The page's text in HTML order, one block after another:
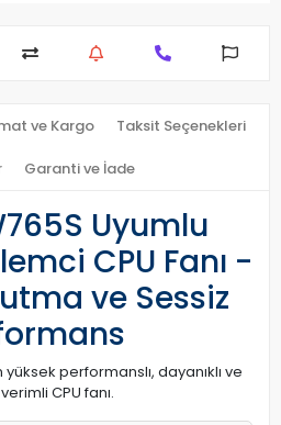
ve Kargo Taksit Seçenekleri
Garanti ve İade
Uyumlu
CPU Fanı -
ve Sessiz
yüksek performanslı, dayanıklı ve
CPU fanı.